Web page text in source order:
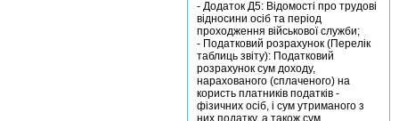
- Додаток Д5: Відомості про трудові
відносини осіб та період
проходження військової служби;
- Податковий розрахунок (Перелік
таблиць звіту): Податковий
розрахунок сум доходу,
нарахованого (сплаченого) на
користь платників податків -
фізичних осіб, і сум утриманого з
них податку, а також сум